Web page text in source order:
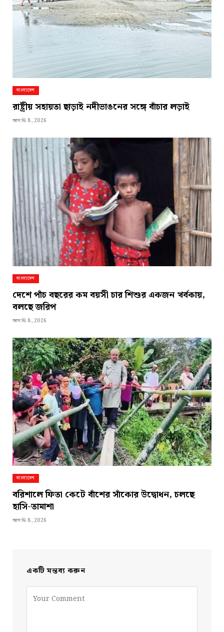
বাংলাদেশ
রাষ্ট্রীয় সহায়তা ছাড়াই নদীভাঙনের সঙ্গে বাঁচার লড়াই
আগস্ট 8, 2026
বাংলাদেশ
দেশে পাঁচ বছরের কম বয়সী চার শিশুর একজন খর্বকায়,
বলছে জরিপ
আগস্ট 8, 2026
বাংলাদেশ
বরিশালে ফিতা কেটে বাঁশের সাঁকোর উদ্বোধন, চলছে
হাসি-তামাশা
আগস্ট 8, 2026
একটি মন্তব্য করুন